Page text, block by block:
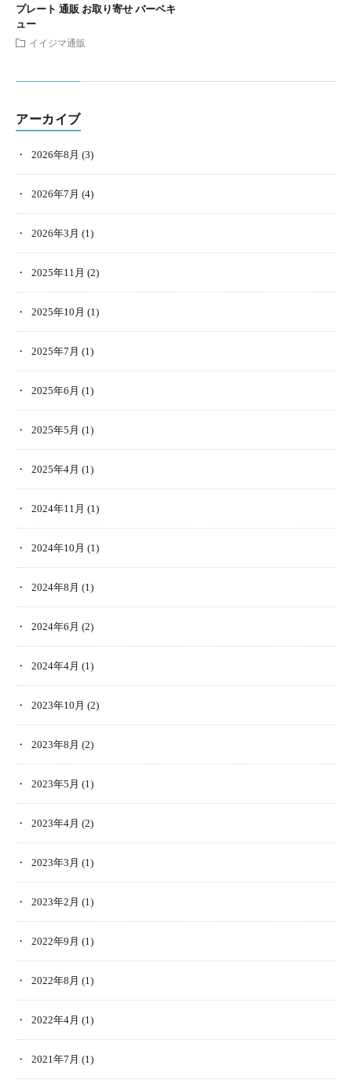
プレート 通販 お取り寄せ バーベキ
ュー
イイジマ通販
アーカイブ
2026年8月 (3)
2026年7月 (4)
2026年3月 (1)
2025年11月 (2)
2025年10月 (1)
2025年7月 (1)
2025年6月 (1)
2025年5月 (1)
2025年4月 (1)
2024年11月 (1)
2024年10月 (1)
2024年8月 (1)
2024年6月 (2)
2024年4月 (1)
2023年10月 (2)
2023年8月 (2)
2023年5月 (1)
2023年4月 (2)
2023年3月 (1)
2023年2月 (1)
2022年9月 (1)
2022年8月 (1)
2022年4月 (1)
2021年7月 (1)